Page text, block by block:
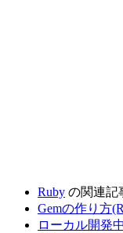
Ruby の関連記
Gemの作り方
ローカル開発